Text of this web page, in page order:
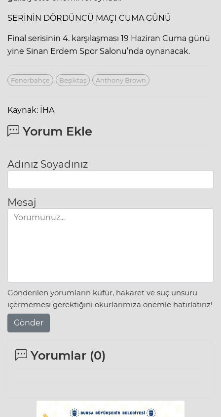
SERİNİN DÖRDÜNCÜ MAÇI CUMA GÜNÜ
Final serisinin 4. karşılaşması 19 Haziran Cuma günü
yine Sinan Erdem Spor Salonu’nda oynanacak.
Fenerbahçe Beşiktaş Anthony Brown
Kaynak: İHA
Yorum Ekle
Adınız Soyadınız
Mesaj
Gönderilen yorumların küfür, hakaret ve suç unsuru
içermemesi gerektiğini okurlarımıza önemle hatırlatırız!
Gönder
Yorumlar (0)